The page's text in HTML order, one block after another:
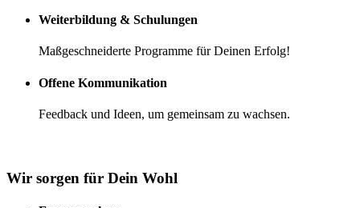
Weiterbildung & Schulungen
Maßgeschneiderte Programme für Deinen Erfolg!
Offene Kommunikation
Feedback und Ideen, um gemeinsam zu wachsen.
Wir sorgen für Dein Wohl